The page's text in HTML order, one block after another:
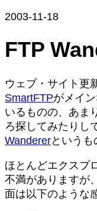
2003-11-18
FTP
ウェブ・サイト更
SmartFTPがメイ
いるものの、あま
ろ探してみたりし
Wandererというも
ほとんどエクスプ
不満がありますが
面は以下のような